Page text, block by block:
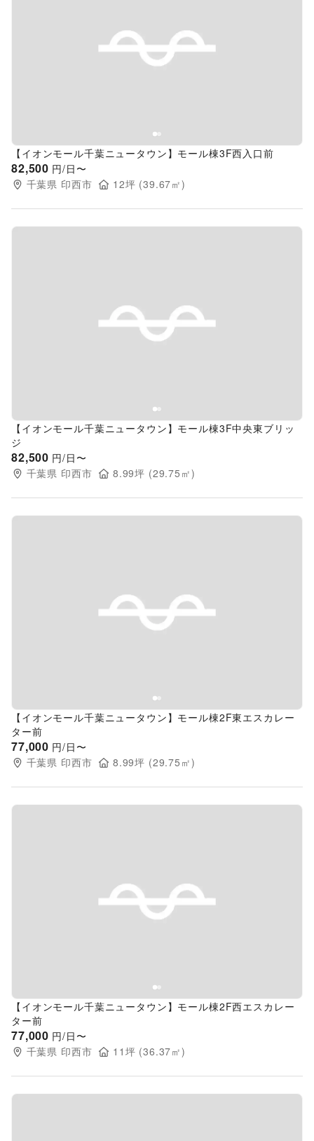
Previous slide
【イオンモール千葉ニュータウン】モール棟3F西入口前
82,500 円/日〜
千葉県 印西市 12坪 (39.67㎡)
Previous slide
【イオンモール千葉ニュータウン】モール棟3F中央東ブリッ
ジ
82,500 円/日〜
千葉県 印西市 8.99坪 (29.75 ㎡)
Previous slide
【イオンモール千葉ニュータウン】モール棟2F東エスカレー
ター前
77,000 円/日〜
千葉県 印西市 8.99坪 (29.75 ㎡)
Previous slide
【イオンモール千葉ニュータウン】モール棟2F西エスカレー
ター前
77,000 円/日〜
千葉県 印西市 11 坪 (36.37㎡)